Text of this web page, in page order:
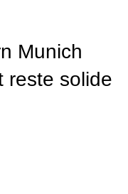
Munich
reste solide